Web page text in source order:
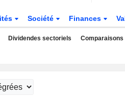
Société Finances
Dividendes sectoriels Comparaisons